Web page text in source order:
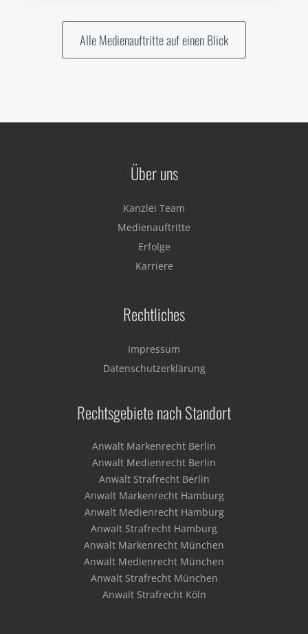
Alle Medienauftritte auf einen Blick
Über uns
Kanzlei Team
Medienauftritte
Erfolge
Karriere
Rechtliches
Impressum
Datenschutzerklärung
Rechtsgebiete nach Standort
Anwalt Markenrecht Berlin
Anwalt Medienrecht Berlin
Anwalt Strafrecht Berlin
Anwalt Markenrecht Hamburg
Anwalt Medienrecht Hamburg
Anwalt Strafrecht Hamburg
Anwalt Markenrecht München
Anwalt Medienrecht München
Anwalt Strafrecht München
Anwalt Strafrecht Köln